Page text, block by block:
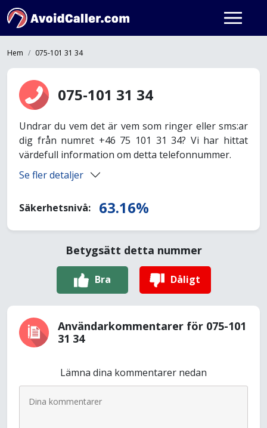
Hem 075-101 31 34
075-101 31 34
Undrar du vem det är vem som ringer eller sms:ar
dig från numret +46 75 101 31 34? Vi har hittat
värdefull information om detta telefonnummer.
Se fler detaljer
Säkerhetsnivå: 63.16%
Betygsätt detta nummer
Bra Dåligt
Användarkommentarer för 075-101
31 34
Lämna dina kommentarer nedan